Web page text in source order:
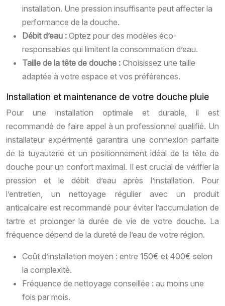
installation. Une pression insuffisante peut affecter la
performance de la douche.
Débit d’eau : Optez pour des modèles éco-
responsables qui limitent la consommation d’eau.
Taille de la tête de douche : Choisissez une taille
adaptée à votre espace et vos préférences.
Installation et maintenance de votre douche pluie
Pour une installation optimale et durable, il est
recommandé de faire appel à un professionnel qualifié. Un
installateur expérimenté garantira une connexion parfaite
de la tuyauterie et un positionnement idéal de la tête de
douche pour un confort maximal. Il est crucial de vérifier la
pression et le débit d’eau après l’installation. Pour
l’entretien, un nettoyage régulier avec un produit
anticalcaire est recommandé pour éviter l’accumulation de
tartre et prolonger la durée de vie de votre douche. La
fréquence dépend de la dureté de l’eau de votre région.
Coût d’installation moyen : entre 150€ et 400€ selon
la complexité.
Fréquence de nettoyage conseillée : au moins une
fois par mois.